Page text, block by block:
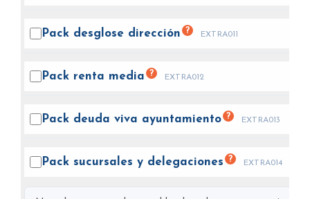
Pack desglose dirección ? EXTRA011
Pack renta media ? EXTRA012
Pack deuda viva ayuntamiento ? EXTRA013
Pack sucursales y delegaciones ? EXTRA014